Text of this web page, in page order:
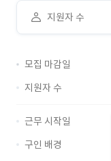
지원자 수
모집 마감일
지원자 수
근무 시작일
구인 배경